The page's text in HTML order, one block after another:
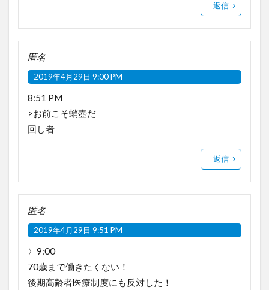
返信
匿名
2019年4月29日 9:00 PM
8:51 PM
>お前こそ蛸壺だ
回し者
返信
匿名
2019年4月29日 9:51 PM
〉9:00
70歳まで働きたくない！
後期高齢者医療制度にも反対した！